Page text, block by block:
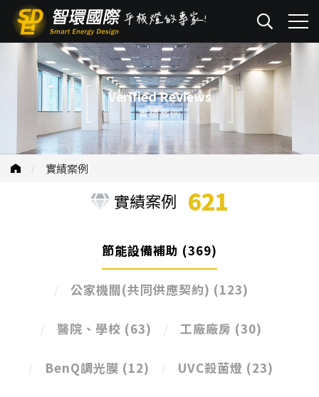
Verified Reviews
實績案例
實績案例
實績案例 621
節能設備補助 (369)
公家機關(共同供應契約) (123)
醫院、學校 (63) 工廠廠房 (30)
BenQ調光膜 (12) UVC殺菌燈 (23)